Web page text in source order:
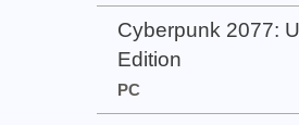
Cyberpunk 2077:
Edition
PC